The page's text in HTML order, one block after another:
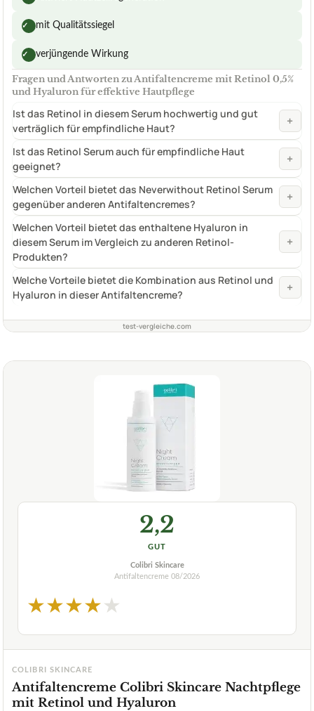
✓ mit Qualitätssiegel
✓ verjüngende Wirkung
Fragen und Antworten zu Antifaltencreme mit Retinol 0,5%
und Hyaluron für effektive Hautpflege
Ist das Retinol in diesem Serum hochwertig und gut
verträglich für empfindliche Haut?
+
Ist das Retinol Serum auch für empfindliche Haut
geeignet?
+
Welchen Vorteil bietet das Neverwithout Retinol Serum
gegenüber anderen Antifaltencremes?
+
Welchen Vorteil bietet das enthaltene Hyaluron in
diesem Serum im Vergleich zu anderen Retinol-
Produkten?
+
Welche Vorteile bietet die Kombination aus Retinol und
Hyaluron in dieser Antifaltencreme?
+
test-vergleiche.com
2,2
GUT
Colibri Skincare
Antifaltencreme 08/2026
★★★★★
COLIBRI SKINCARE
Antifaltencreme Colibri Skincare Nachtpflege
mit Retinol und Hyaluron